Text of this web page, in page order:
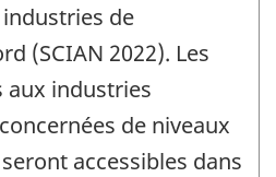
de
(SCIAN 2022). Les
aux industries
de niveaux
accessibles dans